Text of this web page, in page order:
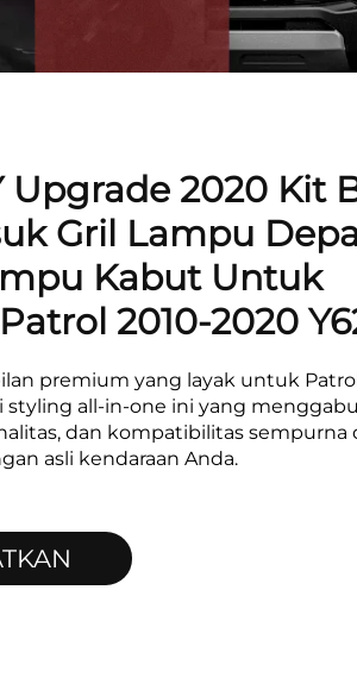
Upgrade 2020 Kit
Gril Lampu
Kabut Untuk
2010-2020
premium yang layak untuk
styling all-in-one ini yang
dan kompatibilitas sempurna
asli kendaraan Anda.